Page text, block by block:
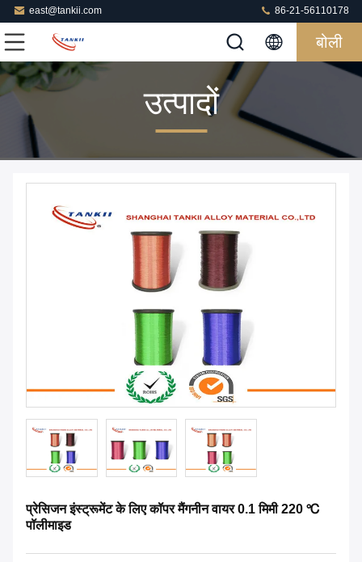
east@tankii.com 86-21-56110178
बोली
उत्पादों
प्रेसिजन इंस्ट्रूमेंट के लिए कॉपर मैंगनीन वायर 0.1 मिमी 220 ℃
पॉलीमाइड